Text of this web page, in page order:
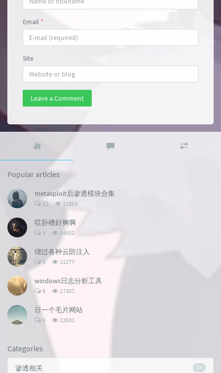
Email *
Site
Leave a Comment
Popular articles
metasploit后渗透模块合集
评
数：
12
浏
次
数:
11863
哎卧槽好爽啊
评
数：
9
浏
次
数:
14652
绕过各种云防注入
评
数：
8
浏
次
数:
11277
windows日志分析工具
评
数：
8
浏
次
数:
17307
日一个毛片网站
评
6
浏
13932
Categories
12
渗透相关